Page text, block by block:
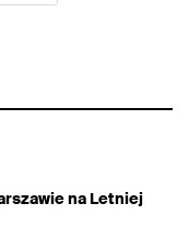
na Letniej